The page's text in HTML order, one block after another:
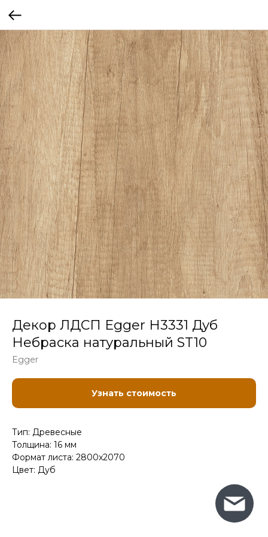
Декор ЛДСП Egger H3331 Дуб
Небраска натуральный ST10
Egger
Узнать стоимость
Тип: Древесные
Толщина: 16 мм
Формат листа: 2800x2070
Цвет: Дуб